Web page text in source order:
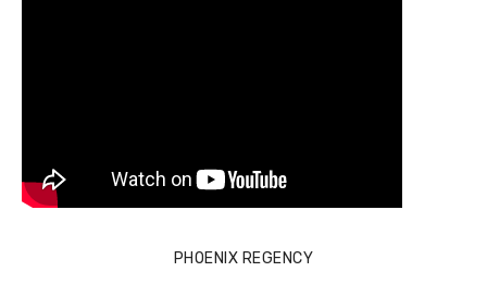
PHOENIX REGENCY